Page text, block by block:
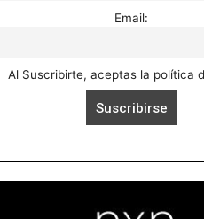
Email:
Al Suscribirte, aceptas la política